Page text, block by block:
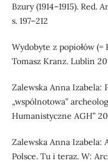
Bzury (1914–1915). Red.
s. 197–212
Wydobyte z popiołów (=
Tomasz Kranz. Lublin
Zalewska Anna Izabela:
„wspólnotowa”
Humanistyczne AGH”
Zalewska Anna Izabela:
Polsce. Tu i teraz. W: